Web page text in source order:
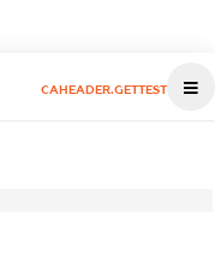
CAHEADER.GETTEST